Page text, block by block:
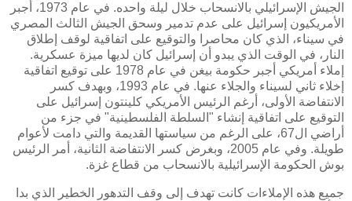
الجيش الإسرائيلي بالانسحاب خلال ليلة واحده. في عام 1973، أجبر
الأمريكيون إسرائيل على عدم تدمير وسحق الجيش الثالث المصري
في سيناء، الذي كان محاصرا والتوقيع على اتفاقية لوقف إطلاق
النار، في الوقت الذي يبدو أن إسرائيل كان لديها ميزة عسكرية.
إملاء أمريكي أجبر حكومة بيغن في عام 1978 على توقيع اتفاقية
إخلاء ثاني لسيناء والجلاء عنها. في عام 1993، وبهدف كسر
الانتفاضة الأولى، أرغم الرئيس الأمريكي كلينتون إسرائيل على
التوقيع على اتفاقية إنشاء "السلطة الفلسطينية" في جزء من
أراضي ال67، على الرغم من سياستها القديمة والتي دامت لأعوام
طويلة. وفي عام 2005، وبغرض كسر الانتفاضة الثانية، أمر الرئيس
بوش الحكومة الإسرائيلية بالانسحاب من قطاع غزة.
جميع هذه الإملاءات كانت تهدف إلى وقف التدهور الخطير الذي بدا